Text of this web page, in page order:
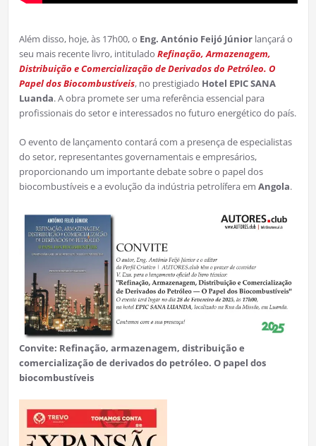
Além disso, hoje, às 17h00, o Eng. António Feijó Júniorlançará o
seu mais recente livro, intitulado Refinação, Armazenagem,
Distribuição e Comercialização de Derivados do Petróleo. O
Papel dos Biocombustíveis, no prestigiado Hotel EPIC SANA
Luanda. A obra promete ser uma referência essencial para
profissionais do setor e interessados no futuro energético do país.
O evento de lançamento contará com a presença de especialistas
do setor, representantes governamentais e empresários,
proporcionando um importante debate sobre o papel dos
biocombustíveis e a evolução da indústria petrolífera em Angola.
Convite: Refinação, armazenagem, distribuição e
comercialização de derivados do petróleo. O papel dos
biocombustíveis